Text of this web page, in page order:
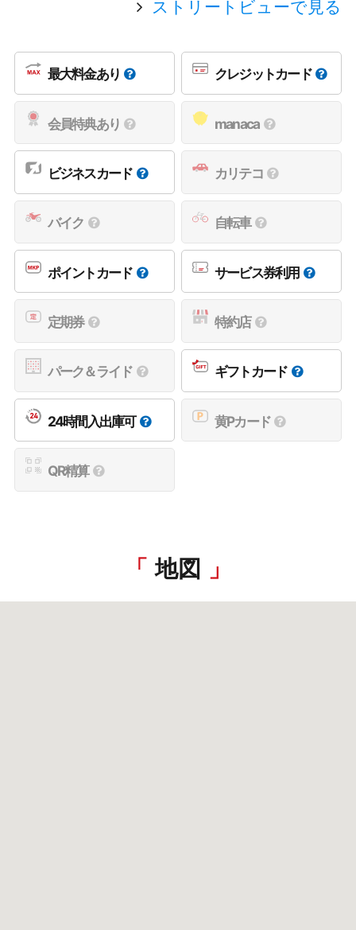
ストリートビューで見る
最大料金あり クレジットカード
会員特典あり manaca
ビジネスカード カリテコ
バイク 自転車
ポイントカード サービス券利用
定期券 特約店
パーク＆ライド ギフトカード
24時間入出庫可 黄Pカード
QR精算
地図